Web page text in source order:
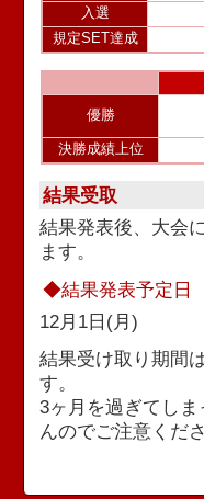
入選
規定SET達成
優勝
決勝成績上位
結果受取
結果発表後、大会
ます。
◆結果発表予定日
12月1日(月)
結果受け取り期間
す。
3ヶ月を過ぎてし
んのでご注意くだ